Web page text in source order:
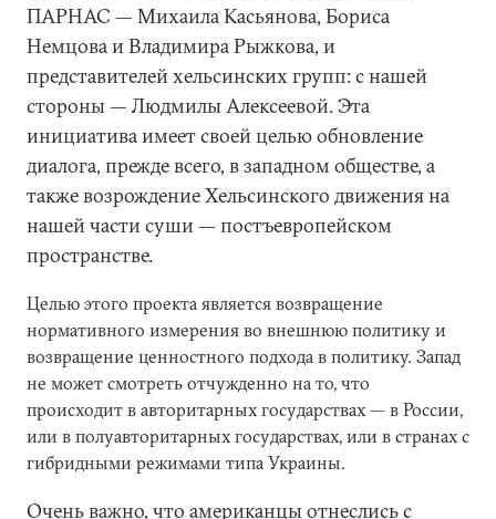
ПАРНАС — Михаила Касьянова, Бориса
Немцова и Владимира Рыжкова, и
представителей хельсинских групп: с нашей
стороны — Людмилы Алексеевой. Эта
инициатива имеет своей целью обновление
диалога, прежде всего, в западном обществе, а
также возрождение Хельсинского движения на
нашей части суши — постъевропейском
пространстве.
Целью этого проекта является возвращение
нормативного измерения во внешнюю политику и
возвращение ценностного подхода в политику. Запад
не может смотреть отчужденно на то, что
происходит в авторитарных государствах — в России,
или в полуавторитарных государствах, или в странах с
гибридными режимами типа Украины.
Очень важно, что американцы отнеслись с